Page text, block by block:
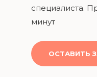
специалиста.
минут
ОСТАВИТЬ